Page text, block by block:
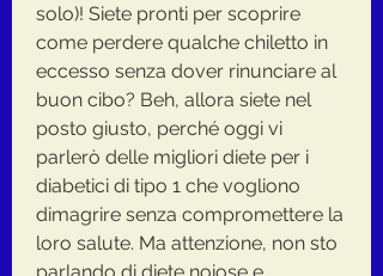
solo)! Siete pronti per scoprire
come perdere qualche chiletto in
eccesso senza dover rinunciare al
buon cibo? Beh, allora siete nel
posto giusto, perché oggi vi
parlerò delle migliori diete per i
diabetici di tipo 1 che vogliono
dimagrire senza compromettere la
loro salute. Ma attenzione, non sto